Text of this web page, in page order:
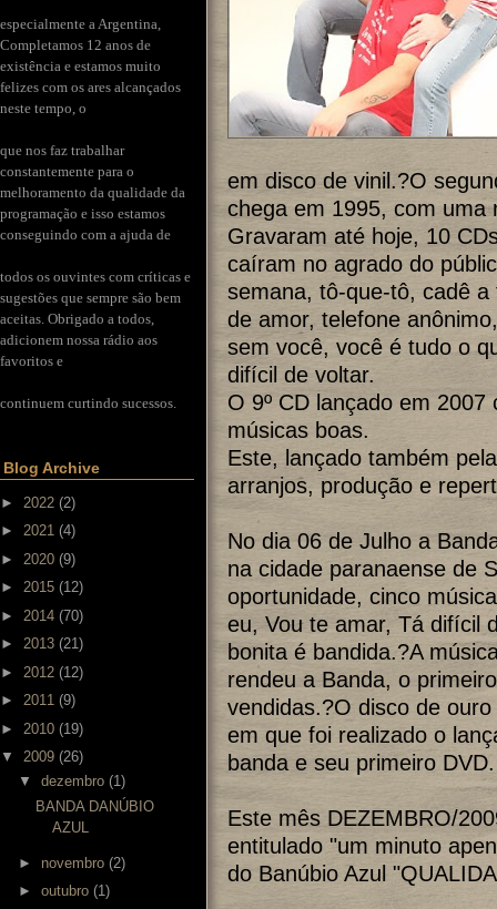
especialmente a Argentina,
Completamos 12 anos de
existência e estamos muito
felizes com os ares alcançados
neste tempo, o
que nos faz trabalhar
constantemente para o
melhoramento da qualidade da
programação e isso estamos
conseguindo com a ajuda de
todos os ouvintes com críticas e
sugestões que sempre são bem
aceitas. Obrigado a todos,
adicionem nossa rádio aos
favoritos e
continuem curtindo sucessos.
Blog Archive
► 2022 (2)
► 2021 (4)
► 2020 (9)
► 2015 (12)
► 2014 (70)
► 2013 (21)
► 2012 (12)
► 2011 (9)
► 2010 (19)
▼ 2009 (26)
▼ dezembro (1)
BANDA DANÚBIO
AZUL
► novembro (2)
► outubro (1)
em disco de vinil.?O
chega em 1995, com uma
Gravaram até hoje, 10
caíram no agrado do
semana, tô-que-tô, cadê
de amor, telefone
sem você, você é tudo o
difícil de voltar.
O 9º CD lançado em
músicas boas.
Este, lançado também
arranjos, produção e
No dia 06 de Julho a
na cidade paranaense de
oportunidade, cinco
eu, Vou te amar, Tá difícil
bonita é bandida.?A
rendeu a Banda, o
vendidas.?O disco de
em que foi realizado o
banda e seu primeiro DVD.
Este mês DEZEMBRO/
entitulado "um minuto
do Banúbio Azul